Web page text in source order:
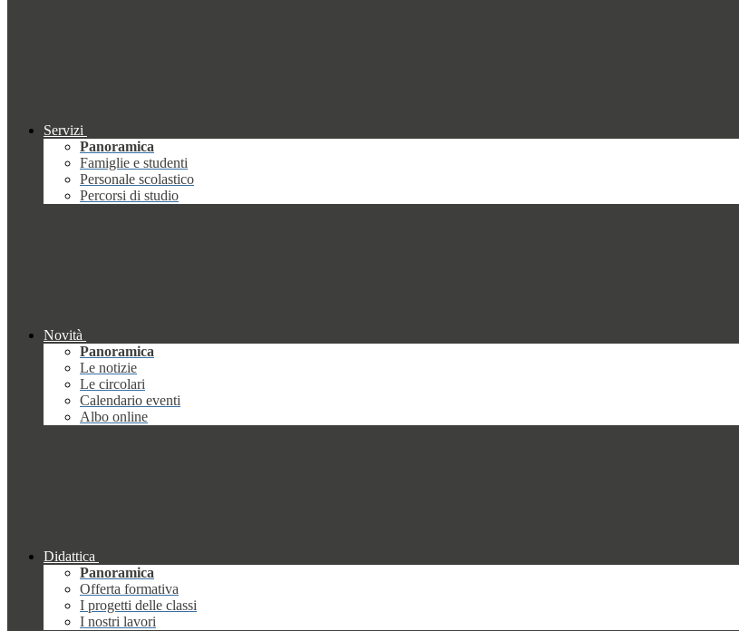
Servizi
Panoramica
Famiglie e studenti
Personale scolastico
Percorsi di studio
Novità
Panoramica
Le notizie
Le circolari
Calendario eventi
Albo online
Didattica
Panoramica
Offerta formativa
I progetti delle classi
I nostri lavori